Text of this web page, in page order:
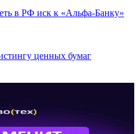
в РФ иск к «Альфа-Банку»
ценных бумаг